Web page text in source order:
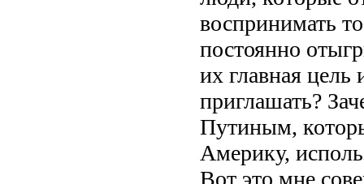
воспринимать
постоянно
их главная
приглашать?
Путиным,
Америку,
Вот это мне